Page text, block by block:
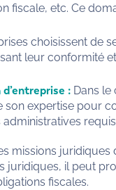
fiscale, etc. Ce
choisissent de
leur conformité
: Dans
expertise pour
missions
juridiques, il peut
fiscales.